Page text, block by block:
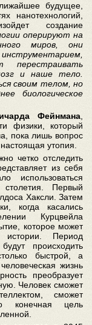
будущее,
нанотехнологий,
создание
оперируют на
миров, они
перестраивать
и наше тело.
своим телом, но
биологическое
Фейнмана
физики, который
пока лишь вопрос
утопия.
четко отследить
из себя
использоваться
Первый
Хаксли. Затем
когда касались
Курцвейла
которое может
истории. Период
происходить
быстрой, а
жизнь
преобразует
Человек сможет
сможет
конечная цель